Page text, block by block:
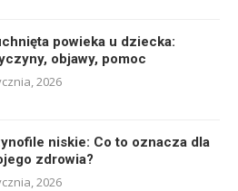
powieka u dziecka:
objawy, pomoc
2026
niskie: Co to oznacza dla
zdrowia?
2026